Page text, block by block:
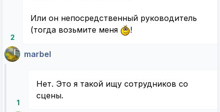
2
Или он непосредственный руководитель
(тогда возьмите меня
!
marbel
1
Нет. Это я такой ищу сотрудников со
сцены.